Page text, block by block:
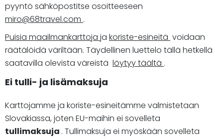
pyyntö sähköpostitse osoitteeseen
miro@68travel.com .
Puisia maailmankarttoja ja koriste-esineitä voidaan
räätälöidä väriltään. Täydellinen luettelo tällä hetkellä
saatavilla olevista väreistä löytyy täältä .
Ei tulli- ja lisämaksuja
Karttojamme ja koriste-esineitämme valmistetaan
Slovakiassa, joten EU-maihin ei sovelleta
tullimaksuja . Tullimaksuja ei myöskään sovelleta